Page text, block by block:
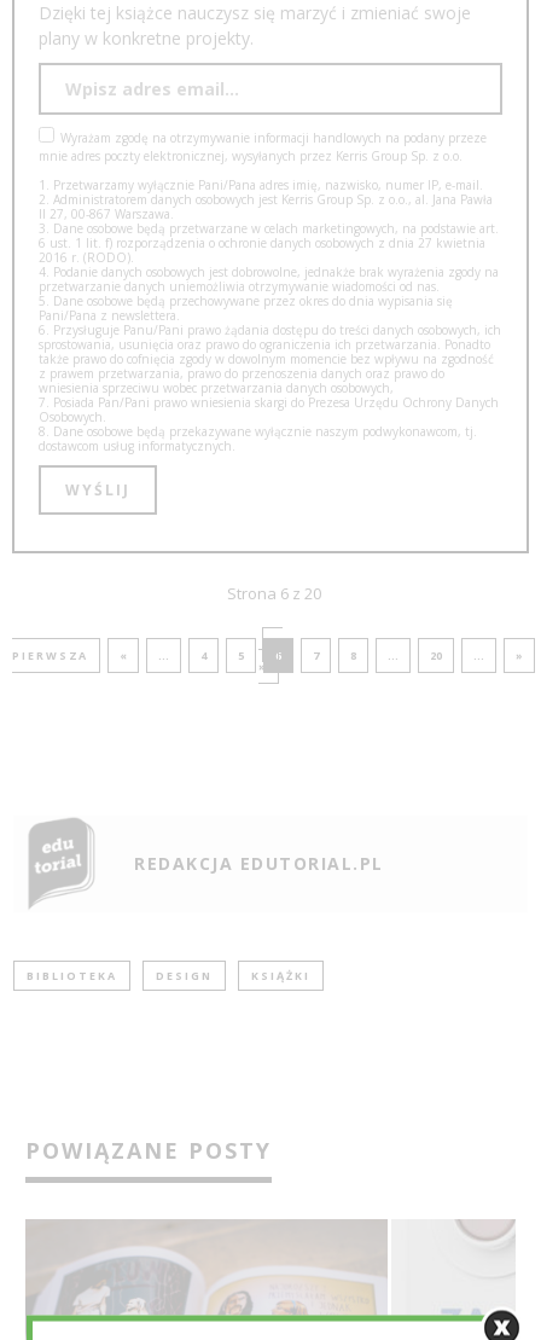
Dzięki tej książce nauczysz się marzyć i zmieniać swoje
plany w konkretne projekty.
Wyrażam zgodę na otrzymywanie informacji handlowych na podany przeze
mnie adres poczty elektronicznej, wysyłanych przez Kerris Group Sp. z o.o.
1. Przetwarzamy wyłącznie Pani/Pana adres imię, nazwisko, numer IP, e-mail.
2. Administratorem danych osobowych jest Kerris Group Sp. z o.o., al. Jana Pawła
II 27, 00-867 Warszawa.
3. Dane osobowe będą przetwarzane w celach marketingowych, na podstawie art.
6 ust. 1 lit. f) rozporządzenia o ochronie danych osobowych z dnia 27 kwietnia
2016 r. (RODO).
4. Podanie danych osobowych jest dobrowolne, jednakże brak wyrażenia zgody na
przetwarzanie danych uniemożliwia otrzymywanie wiadomości od nas.
5. Dane osobowe będą przechowywane przez okres do dnia wypisania się
Pani/Pana z newslettera.
6. Przysługuje Panu/Pani prawo żądania dostępu do treści danych osobowych, ich
sprostowania, usunięcia oraz prawo do ograniczenia ich przetwarzania. Ponadto
także prawo do cofnięcia zgody w dowolnym momencie bez wpływu na zgodność
z prawem przetwarzania, prawo do przenoszenia danych oraz prawo do
wniesienia sprzeciwu wobec przetwarzania danych osobowych,
7. Posiada Pan/Pani prawo wniesienia skargi do Prezesa Urzędu Ochrony Danych
Osobowych.
8. Dane osobowe będą przekazywane wyłącznie naszym podwykonawcom, tj.
dostawcom usług informatycznych.
Strona 6 z 20
PIERWSZA « ... 4 5 6 7 8 ... 20 ... »
»
REDAKCJA EDUTORIAL.PL
BIBLIOTEKA DESIGN KSIĄŻKI
POWIĄZANE POSTY